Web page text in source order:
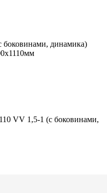
боковинами, динамика)
VV 1,5-1 (с боковинами,